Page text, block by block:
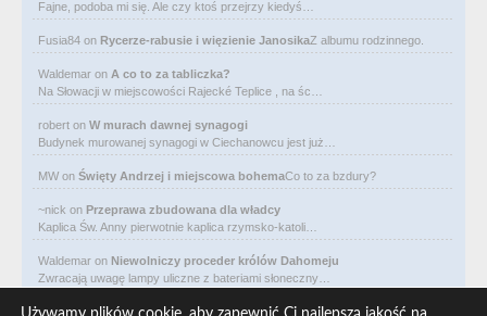
Fajne, podoba mi się. Ale czy ktoś przejrzy kiedyś…
Fusia84 on Rycerze-rabusie i więzienie JanosikaZ albumu rodzinnego.
Waldemar on A co to za tabliczka?
Na Słowacji w miejscowości Rajecké Teplice , na śc…
robert on W murach dawnej synagogi
Budynek murowanej synagogi w Ciechanowcu jest już…
MW on Święty Andrzej i miejscowa bohemaCo to za bzdury?
~nick on Przeprawa zbudowana dla władcy
Kaplica Św. Anny pierwotnie kaplica rzymsko-katoli…
Waldemar on Niewolniczy proceder królów Dahomeju
Zwracają uwagę lampy uliczne z bateriami słoneczny…
Waldemar on Adam Asnyk. Poeta z mojego miasta